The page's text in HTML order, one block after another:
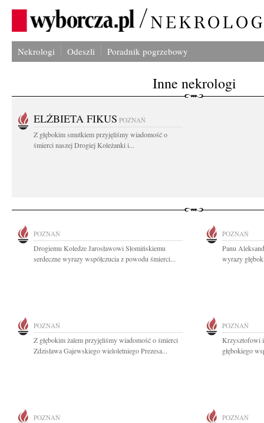
Nekrologi Odeszli Poradnik pogrzebowy
Inne nekrologi
ELŻBIETA FIKUS POZNAŃ
Z głębokim smutkiem przyjęliśmy wiadomość o
śmierci naszej Drogiej Koleżanki i...
POZNAŃ
Drogiemu Koledze Jarosławowi Słomińskiemu
serdeczne wyrazy współczucia z powodu śmierci...
POZNAŃ
Panu
wyrazy
POZNAŃ
Z głębokim żalem przyjęliśmy wiadomość o śmierci
Zdzisława Gajewskiego wieloletniego Prezesa...
POZNAŃ
Krzysztofowi
głębokiego
POZNAŃ POZNAŃ